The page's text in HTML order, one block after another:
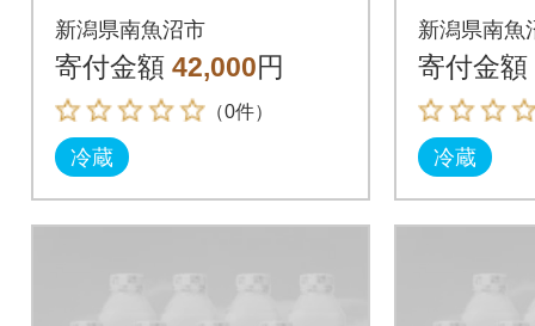
つくったあまさけ(82
5g×12本)
新潟県南魚沼市
寄付金額 42,000円
（0件）
冷蔵
つくっ
5g×12本
新潟県南魚
寄付金額
冷蔵